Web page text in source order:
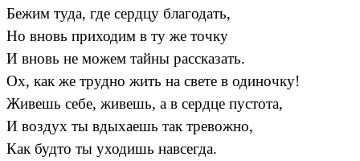
Бежим туда, где сердцу благодать,
Но вновь приходим в ту же точку
И вновь не можем тайны рассказать.
Ох, как же трудно жить на свете в одиночку!
Живешь себе, живешь, а в сердце пустота,
И воздух ты вдыхаешь так тревожно,
Как будто ты уходишь навсегда.